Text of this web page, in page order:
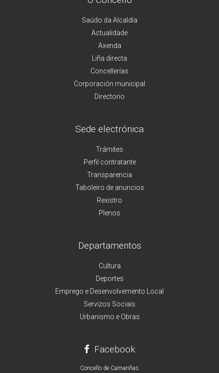
Saúdo da Alcaldía
Actualidade
Axenda
Liña directa
Concellerías
Corporación municipal
Directorio
Sede electrónica
Trámites
Perfil contratante
Transparencia
Taboleiro de anuncios
Rexistro
Plenos
Departamentos
Cultura
Deportes
Emprego e Desenvolvemento Local
Servizos Sociais
Urbanismo e Obras
Facebook
Concello de Camariñas